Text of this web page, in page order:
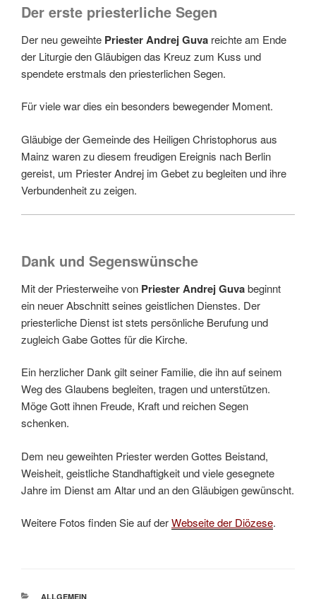
Der erste priesterliche Segen
Der neu geweihte Priester Andrej Guva reichte am Ende
der Liturgie den Gläubigen das Kreuz zum Kuss und
spendete erstmals den priesterlichen Segen.
Für viele war dies ein besonders bewegender Moment.
Gläubige der Gemeinde des Heiligen Christophorus aus
Mainz waren zu diesem freudigen Ereignis nach Berlin
gereist, um Priester Andrej im Gebet zu begleiten und ihre
Verbundenheit zu zeigen.
Dank und Segenswünsche
Mit der Priesterweihe von Priester Andrej Guvabeginnt
ein neuer Abschnitt seines geistlichen Dienstes. Der
priesterliche Dienst ist stets persönliche Berufung und
zugleich Gabe Gottes für die Kirche.
Ein herzlicher Dank gilt seiner Familie, die ihn auf seinem
Weg des Glaubens begleiten, tragen und unterstützen.
Möge Gott ihnen Freude, Kraft und reichen Segen
schenken.
Dem neu geweihten Priester werden Gottes Beistand,
Weisheit, geistliche Standhaftigkeit und viele gesegnete
Jahre im Dienst am Altar und an den Gläubigen gewünscht.
Weitere Fotos finden Sie auf derWebseite der Diözese.
CATEGORIES
ALLGEMEIN